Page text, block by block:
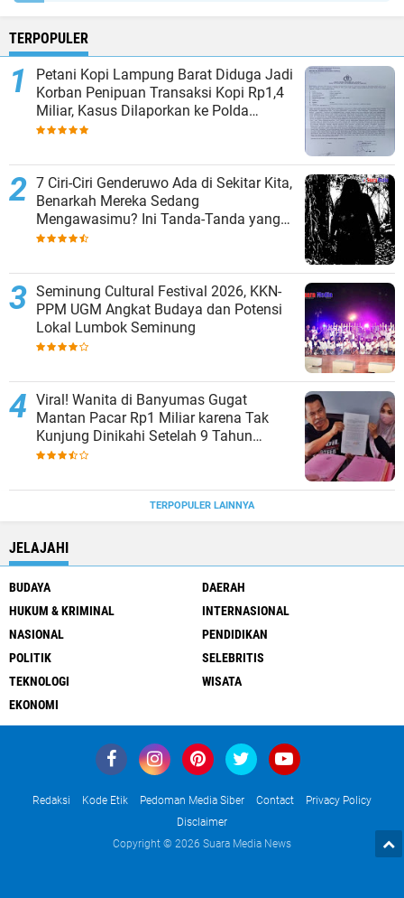
TERPOPULER
Petani Kopi Lampung Barat Diduga Jadi
Korban Penipuan Transaksi Kopi Rp1,4
Miliar, Kasus Dilaporkan ke Polda
Lampung
7 Ciri-Ciri Genderuwo Ada di Sekitar Kita,
Benarkah Mereka Sedang
Mengawasimu? Ini Tanda-Tanda yang
Sering Diabaikan
Seminung Cultural Festival 2026, KKN-
PPM UGM Angkat Budaya dan Potensi
Lokal Lumbok Seminung
Viral! Wanita di Banyumas Gugat
Mantan Pacar Rp1 Miliar karena Tak
Kunjung Dinikahi Setelah 9 Tahun
Berpacaran
TERPOPULER LAINNYA
JELAJAHI
BUDAYA
DAERAH
HUKUM & KRIMINAL
INTERNASIONAL
NASIONAL
PENDIDIKAN
POLITIK
SELEBRITIS
TEKNOLOGI
WISATA
EKONOMI
Redaksi Kode Etik Pedoman Media Siber Contact
Privacy Policy
Disclaimer
Copyright © 2026 Suara Media News